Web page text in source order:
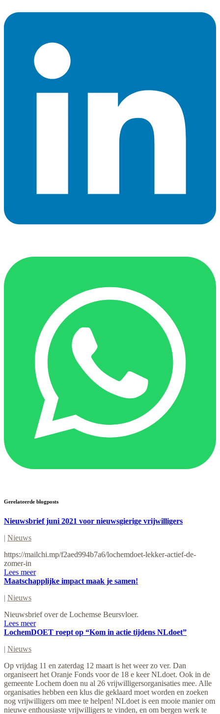
Gerelateerde blogposts
Nieuwsbrief juni 2021 voor nieuwsgierige vrijwilligers
| Nieuws
https://mailchi.mp/f2aed994b7a6/lochemdoet-lekker-actief-de-
zomer-in
Lees meer
Maatschapplijke impact maak je samen!
| Nieuws
Nieuwsbrief over de Lochemse Beursvloer.
Lees meer
LochemDOET roept op “Kom in actie tijdens NLdoet”
| Nieuws
Op vrijdag 11 en zaterdag 12 maart is het weer zo ver. Dan
organiseert het Oranje Fonds voor de 18 e keer NLdoet. Ook in de
gemeente Lochem doen nu al 26 vrijwilligersorganisaties mee. Alle
organisaties hebben een klus die geklaard moet worden en zoeken
nog vrijwilligers om mee te helpen! NLdoet is een mooie manier om
nieuwe enthousiaste vrijwilligers te vinden, en om bergen werk te